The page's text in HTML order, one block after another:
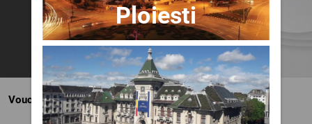
Voucher BILET.ro
Ploiesti